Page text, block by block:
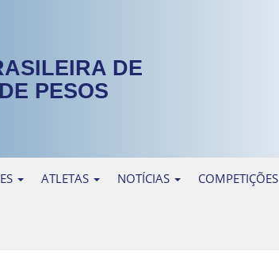
DE
PESOS
ATLETAS NOTÍCIAS COMPETIÇÕES